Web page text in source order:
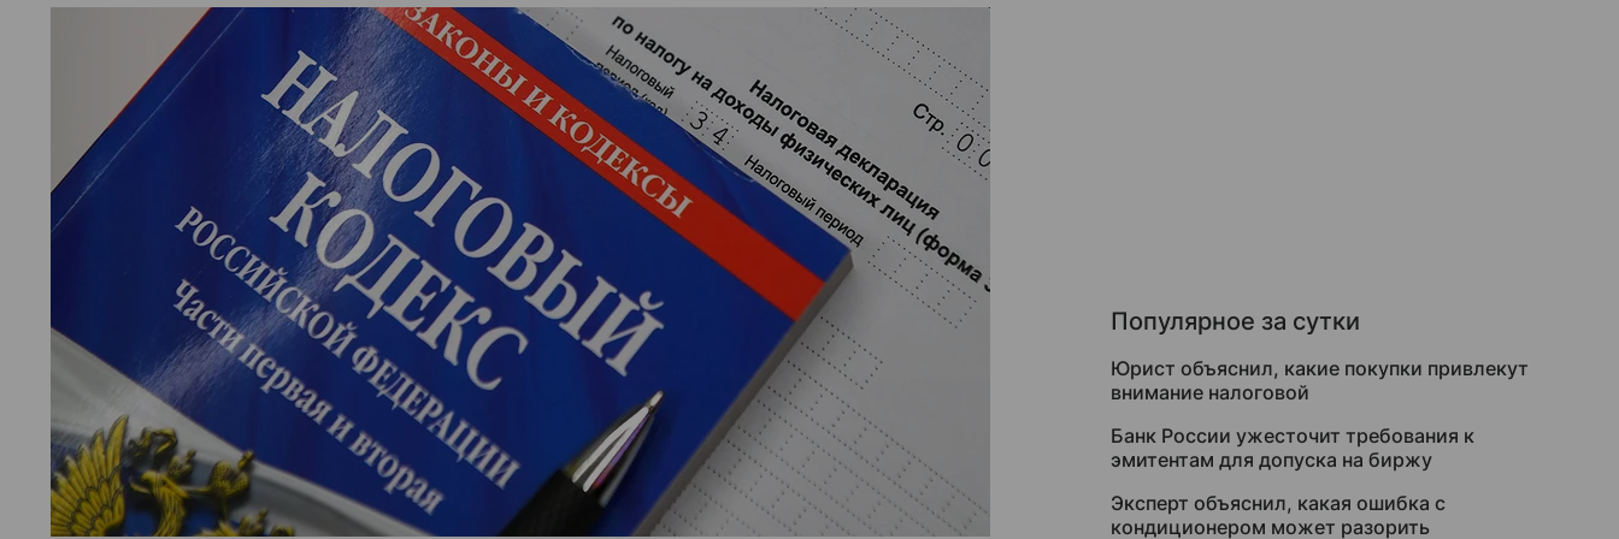
Популярное за сутки
Юрист объяснил, какие покупки привлекут
внимание налоговой
Банк России ужесточит требования к
эмитентам для допуска на биржу
Эксперт объяснил, какая ошибка с
кондиционером может разорить